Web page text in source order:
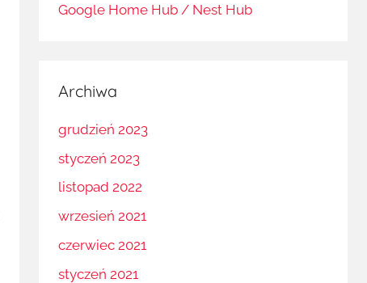
Google Home Hub / Nest Hub
Archiwa
grudzień 2023
styczeń 2023
listopad 2022
wrzesień 2021
czerwiec 2021
styczeń 2021